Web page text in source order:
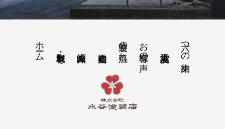
六つの約束
お客様の声
塗装の流れ
ホーム